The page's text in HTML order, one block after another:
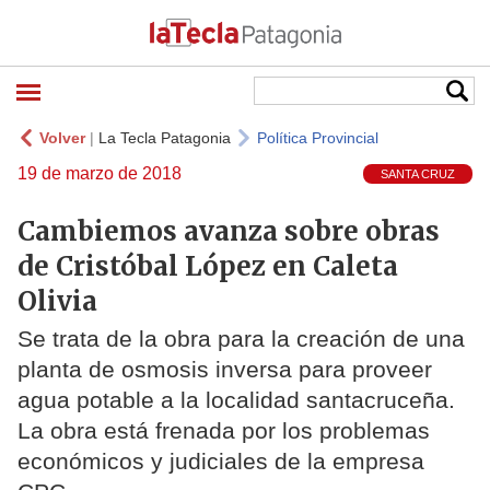
Volver| La Tecla Patagonia Política Provincial
19 de marzo de 2018 SANTA CRUZ
Cambiemos avanza sobre obras
de Cristóbal López en Caleta
Olivia
Se trata de la obra para la creación de una
planta de osmosis inversa para proveer
agua potable a la localidad santacruceña.
La obra está frenada por los problemas
económicos y judiciales de la empresa